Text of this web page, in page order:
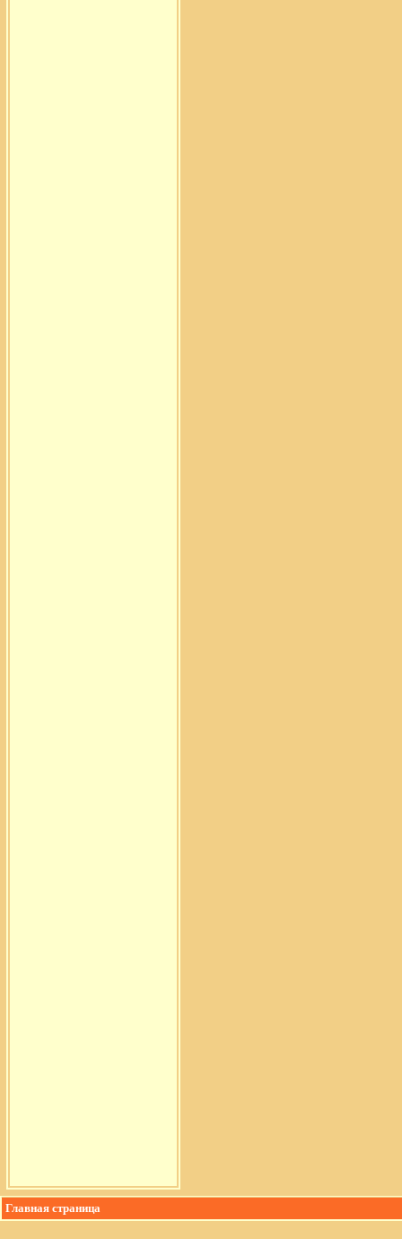
Главная страница